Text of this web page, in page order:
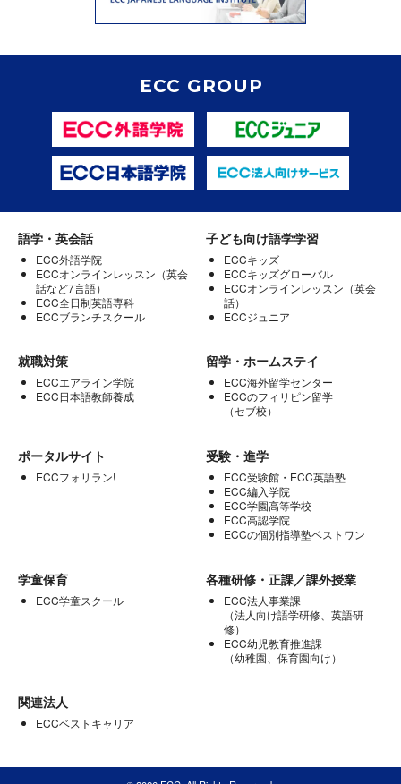
ECC GROUP
語学・英会話
ECC外語学院
ECCオンラインレッスン（英会
話など7言語）
ECC全日制英語専科
ECCブランチスクール
子ども向け語学学習
ECCキッズ
ECCキッズグローバル
ECCオンラインレッスン（英会
話）
ECCジュニア
就職対策
ECCエアライン学院
ECC日本語教師養成
留学・ホームステイ
ECC海外留学センター
ECCのフィリピン留学
（セブ校）
ポータルサイト
ECCフォリラン!
受験・進学
ECC受験館・ECC英語塾
ECC編入学院
ECC学園高等学校
ECC高認学院
ECCの個別指導塾ベストワン
学童保育
ECC学童スクール
各種研修・正課／課外授業
ECC法人事業課
（法人向け語学研修、英語研
修）
ECC幼児教育推進課
（幼稚園、保育園向け）
関連法人
ECCベストキャリア